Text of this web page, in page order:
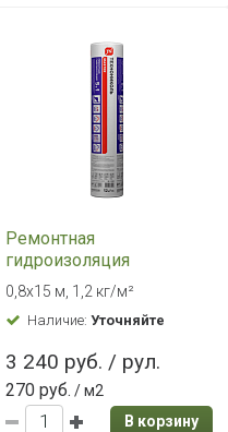
Ремонтная
гидроизоляция
ТЕХНОНИКОЛЬ 5 в 1
0,8х15 м, 1,2 кг/м²
Наличие: Уточняйте
3 240 руб. / рул.
270 руб. / м2
В корзину